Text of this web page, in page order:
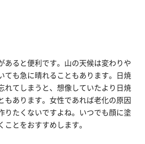
あると便利です。山の天候は変わりや
ても急に晴れることもあります。日焼
れてしまうと、想像していたより日焼
もあります。女性であれば老化の原因
りたくないですよね。いつでも顔に塗
ことをおすすめします。